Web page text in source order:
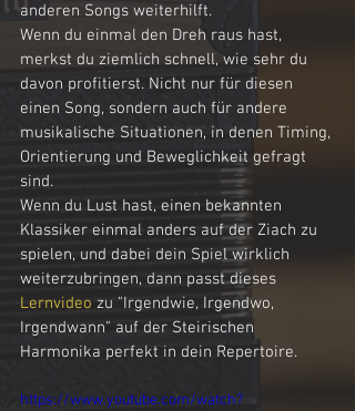
anderen Songs weiterhilft.
Wenn du einmal den Dreh raus hast,
merkst du ziemlich schnell, wie sehr du
davon profitierst. Nicht nur für diesen
einen Song, sondern auch für andere
musikalische Situationen, in denen Timing,
Orientierung und Beweglichkeit gefragt
sind.
Wenn du Lust hast, einen bekannten
Klassiker einmal anders auf der Ziach zu
spielen, und dabei dein Spiel wirklich
weiterzubringen, dann passt dieses
Lernvideo zu "Irgendwie, Irgendwo,
Irgendwann" auf der Steirischen
Harmonika perfekt in dein Repertoire.
https://www.youtube.com/watch?